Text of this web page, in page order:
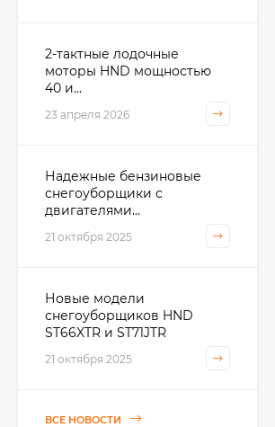
2-тактные лодочные
моторы HND мощностью
40 и...
23 апреля 2026
Надежные бензиновые
снегоуборщики с
двигателями...
21 октября 2025
Новые модели
снегоуборщиков HND
ST66XTR и ST71JTR
21 октября 2025
ВСЕ НОВОСТИ